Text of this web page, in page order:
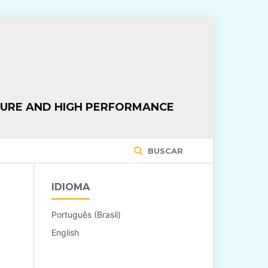
AND HIGH PERFORMANCE
BUSCAR
IDIOMA
Português (Brasil)
English